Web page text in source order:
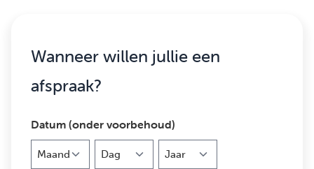
Wanneer willen jullie een
afspraak?
Datum (onder voorbehoud)